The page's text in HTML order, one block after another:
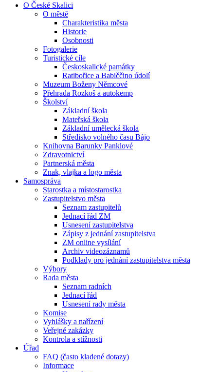
O České Skalici
O městě
Charakteristika města
Historie
Osobnosti
Fotogalerie
Turistické cíle
Českoskalické památky
Ratibořice a Babiččino údolí
Muzeum Boženy Němcové
Přehrada Rozkoš a autokemp
Školství
Základní škola
Mateřská škola
Základní umělecká škola
Středisko volného času Bájo
Knihovna Barunky Panklové
Zdravotnictví
Partnerská města
Znak, vlajka a logo města
Samospráva
Starostka a místostarostka
Zastupitelstvo města
Seznam zastupitelů
Jednací řád ZM
Usnesení zastupitelstva
Zápisy z jednání zastupitelstva
ZM online vysílání
Archiv videozáznamů
Podklady pro jednání zastupitelstva města
Výbory
Rada města
Seznam radních
Jednací řád
Usnesení rady města
Komise
Vyhlášky a nařízení
Veřejné zakázky
Kontrola a stížnosti
Úřad
FAQ (často kladené dotazy)
Informace